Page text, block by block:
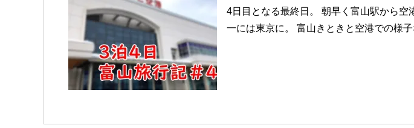
4日目となる最終日。 朝早く富山駅から空
一には東京に。 富山きときと空港での様